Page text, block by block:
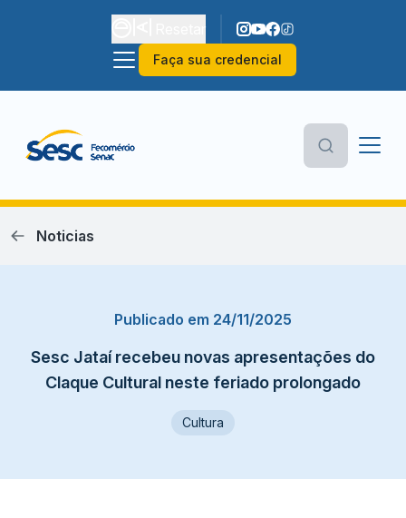
Faça sua credencial
Noticias
Publicado em 24/11/2025
Sesc Jataí recebeu novas apresentações do
Claque Cultural neste feriado prolongado
Cultura